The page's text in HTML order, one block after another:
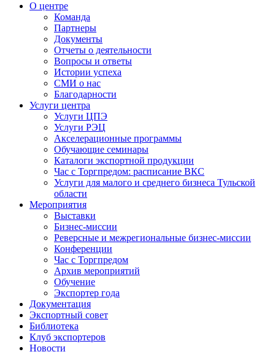
О центре
Команда
Партнеры
Документы
Отчеты о деятельности
Вопросы и ответы
Истории успеха
СМИ о нас
Благодарности
Услуги центра
Услуги ЦПЭ
Услуги РЭЦ
Акселерационные программы
Обучающие семинары
Каталоги экспортной продукции
Час с Торгпредом: расписание ВКС
Услуги для малого и среднего бизнеса Тульской
области
Мероприятия
Выставки
Бизнес-миссии
Реверсные и межрегиональные бизнес-миссии
Конференции
Час с Торгпредом
Архив мероприятий
Обучение
Экспортер года
Документация
Экспортный совет
Библиотека
Клуб экспортеров
Новости